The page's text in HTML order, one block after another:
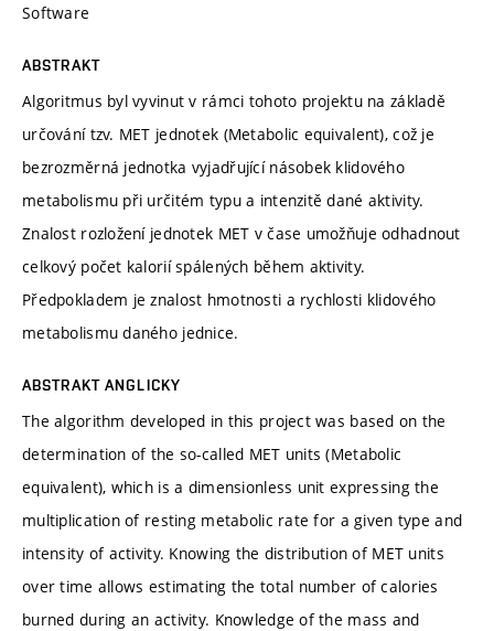
Software
ABSTRAKT
Algoritmus byl vyvinut v rámci tohoto projektu na základě
určování tzv. MET jednotek (Metabolic equivalent), což je
bezrozměrná jednotka vyjadřující násobek klidového
metabolismu při určitém typu a intenzitě dané aktivity.
Znalost rozložení jednotek MET v čase umožňuje odhadnout
celkový počet kalorií spálených během aktivity.
Předpokladem je znalost hmotnosti a rychlosti klidového
metabolismu daného jednice.
ABSTRAKT ANGLICKY
The algorithm developed in this project was based on the
determination of the so-called MET units (Metabolic
equivalent), which is a dimensionless unit expressing the
multiplication of resting metabolic rate for a given type and
intensity of activity. Knowing the distribution of MET units
over time allows estimating the total number of calories
burned during an activity. Knowledge of the mass and